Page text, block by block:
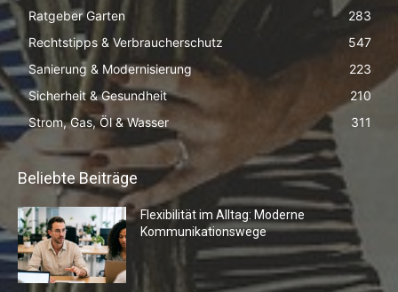
Ratgeber Garten
283
Rechtstipps & Verbraucherschutz
547
Sanierung & Modernisierung
223
Sicherheit & Gesundheit
210
Strom, Gas, Öl & Wasser
311
Beliebte Beiträge
Flexibilität im Alltag: Moderne
Kommunikationswege